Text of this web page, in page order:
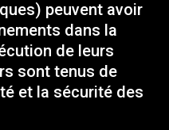
peuvent avoir
dans la
de leurs
sont tenus de
et la sécurité des